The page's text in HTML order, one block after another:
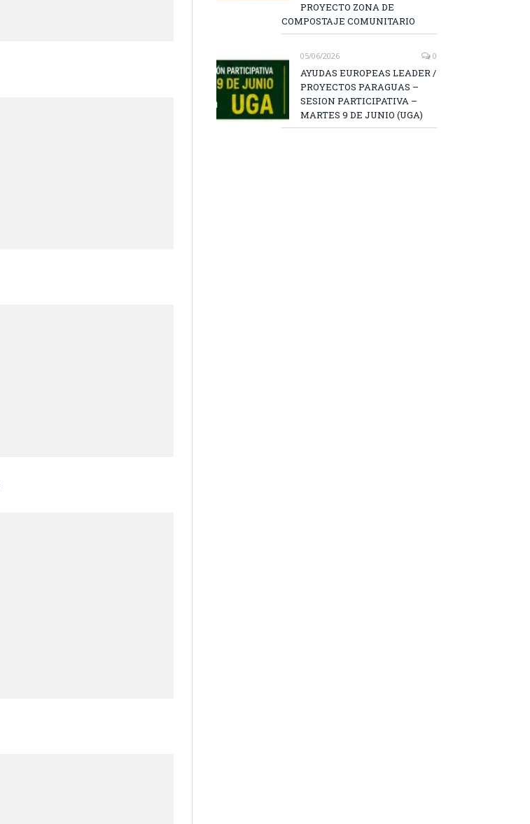
PROYECTO ZONA DE
COMPOSTAJE COMUNITARIO
05/06/2026 0
AYUDAS EUROPEAS LEADER /
PROYECTOS PARAGUAS –
SESION PARTICIPATIVA –
MARTES 9 DE JUNIO (UGA)